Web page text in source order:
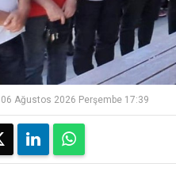
06 Ağustos 2026 Perşembe 17:39